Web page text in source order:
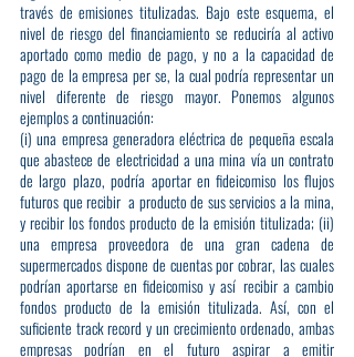
través de emisiones titulizadas. Bajo este esquema, el
nivel de riesgo del financiamiento se reduciría al activo
aportado como medio de pago, y no a la capacidad de
pago de la empresa per se, la cual podría representar un
nivel diferente de riesgo mayor. Ponemos algunos
ejemplos a continuación:
(i) una empresa generadora eléctrica de pequeña escala
que abastece de electricidad a una mina vía un contrato
de largo plazo, podría aportar en fideicomiso los flujos
futuros que recibir a producto de sus servicios a la mina,
y recibir los fondos producto de la emisión titulizada; (ii)
una empresa proveedora de una gran cadena de
supermercados dispone de cuentas por cobrar, las cuales
podrían aportarse en fideicomiso y así recibir a cambio
fondos producto de la emisión titulizada. Así, con el
suficiente track record y un crecimiento ordenado, ambas
empresas podrían en el futuro aspirar a emitir